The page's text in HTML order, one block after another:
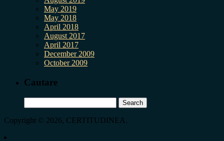
May 2019
May 2018
April 2018
August 2017
April 2017
December 2009
October 2009
Cautare
for:
Copyright © 2026, CERTITUDINEA.